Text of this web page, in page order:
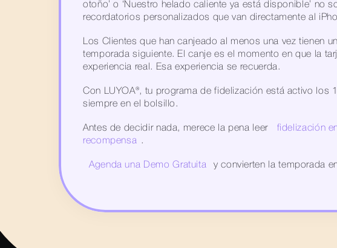
otoño’ o ‘Nuestro helado caliente ya está disponible’ no
recordatorios personalizados que van directamente al
Los Clientes que han canjeado al menos una vez tienen
temporada siguiente. El canje es el momento en que la
experiencia real. Esa experiencia se recuerda.
Con LUYOA®, tu programa de fidelización está activo los
siempre en el bolsillo.
Antes de decidir nada, merece la pena leer fidelización
recompensa .
Agenda una Demo Gratuita y convierten la temporada